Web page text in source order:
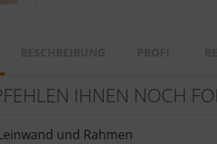
IHNEN NOCH
und Rahmen